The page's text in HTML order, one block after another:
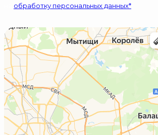
обработку персональных данных*